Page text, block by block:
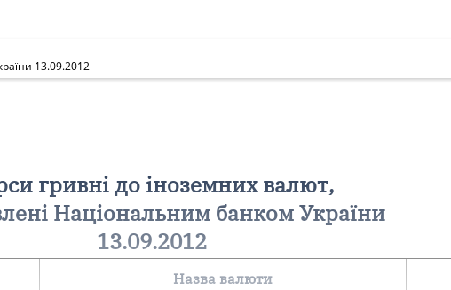
13.09.2012
гривні до іноземних валют,
Національним банком України
13.09.2012
Назва валюти